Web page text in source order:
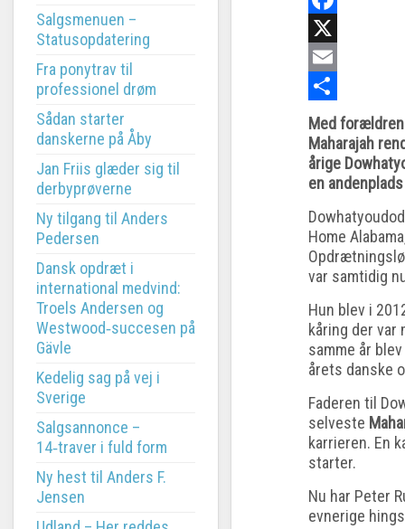
Facebook
X
Email
Share
Med
Maharajah
årige
en
Home
var samtidig
Hun blev i
kåring der var
samme år
årets danske
Faderen til
selveste
karrieren. En
starter.
Nu har Peter
evnerige
Salgsmenuen –
Statusopdatering
Fra ponytrav til
professionel drøm
Sådan starter
danskerne på Åby
Jan Friis glæder sig til
derbyprøverne
Ny tilgang til Anders
Pedersen
Dansk opdræt i
international medvind:
Troels Andersen og
Westwood‑succesen på
Gävle
Kedelig sag på vej i
Sverige
Salgsannonce –
14‑traver i fuld form
Ny hest til Anders F.
Jensen